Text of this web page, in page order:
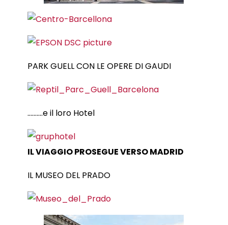
PARK GUELL CON LE OPERE DI GAUDI
……….e il loro Hotel
IL VIAGGIO PROSEGUE VERSO MADRID
IL MUSEO DEL PRADO